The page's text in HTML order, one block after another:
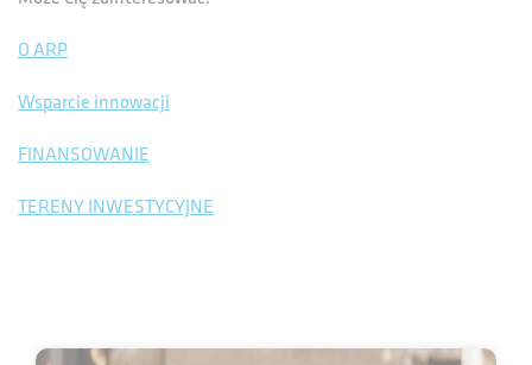
O ARP
Wsparcie innowacji
FINANSOWANIE
TERENY INWESTYCYJNE